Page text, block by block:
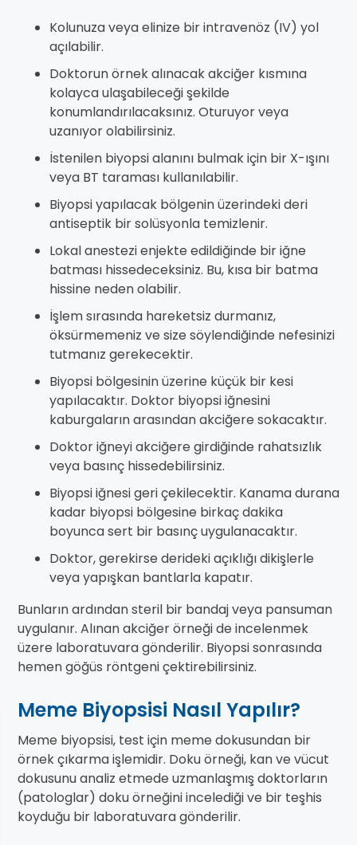
Kolunuza veya elinize bir intravenöz (IV) yol
açılabilir.
Doktorun örnek alınacak akciğer kısmına
kolayca ulaşabileceği şekilde
konumlandırılacaksınız. Oturuyor veya
uzanıyor olabilirsiniz.
İstenilen biyopsi alanını bulmak için bir X-ışını
veya BT taraması kullanılabilir.
Biyopsi yapılacak bölgenin üzerindeki deri
antiseptik bir solüsyonla temizlenir.
Lokal anestezi enjekte edildiğinde bir iğne
batması hissedeceksiniz. Bu, kısa bir batma
hissine neden olabilir.
İşlem sırasında hareketsiz durmanız,
öksürmemeniz ve size söylendiğinde nefesinizi
tutmanız gerekecektir.
Biyopsi bölgesinin üzerine küçük bir kesi
yapılacaktır. Doktor biyopsi iğnesini
kaburgaların arasından akciğere sokacaktır.
Doktor iğneyi akciğere girdiğinde rahatsızlık
veya basınç hissedebilirsiniz.
Biyopsi iğnesi geri çekilecektir. Kanama durana
kadar biyopsi bölgesine birkaç dakika
boyunca sert bir basınç uygulanacaktır.
Doktor, gerekirse derideki açıklığı dikişlerle
veya yapışkan bantlarla kapatır.
Bunların ardından steril bir bandaj veya pansuman
uygulanır. Alınan akciğer örneği de incelenmek
üzere laboratuvara gönderilir. Biyopsi sonrasında
hemen göğüs röntgeni çektirebilirsiniz.
Meme Biyopsisi Nasıl Yapılır?
Meme biyopsisi, test için meme dokusundan bir
örnek çıkarma işlemidir. Doku örneği, kan ve vücut
dokusunu analiz etmede uzmanlaşmış doktorların
(patologlar) doku örneğini incelediği ve bir teşhis
koyduğu bir laboratuvara gönderilir.